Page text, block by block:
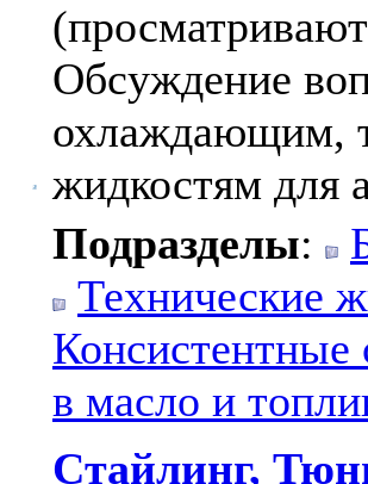
Обсуждение
охлаждающим,
жидкостям для
Подразделы:
Технические
Консистентные
в масло и
Стайлинг,